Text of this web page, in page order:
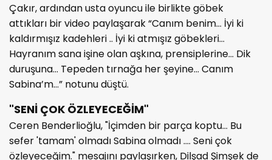
Çakır, ardından usta oyuncu ile birlikte göbek
attıkları bir video paylaşarak “Canım benim… İyi ki
kaldırmışız kadehleri .. İyi ki atmışız göbekleri…
Hayranım sana işine olan aşkına, prensiplerine… Dik
duruşuna… Tepeden tırnağa her şeyine… Canım
Sabina’m…” notunu düştü.
"SENİ ÇOK ÖZLEYECEĞİM"
Ceren Benderlioğlu, "İçimden bir parça koptu… Bu
sefer 'tamam' olmadı Sabina olmadı …. Seni çok
özleyeceğim." mesajını paylaşırken, Dilşad Şimşek de